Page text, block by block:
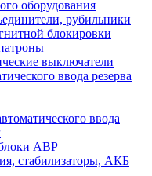
оборудования
рубильники
блокировки
выключатели
ввода резерва
ввода
АВР
стабилизаторы, АКБ